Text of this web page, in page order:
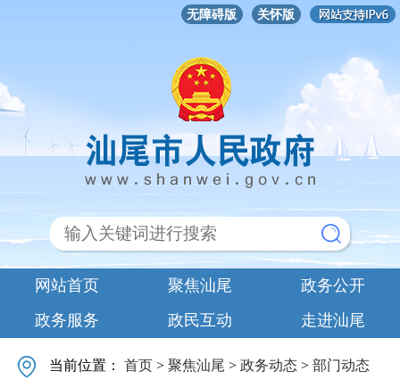
无障碍版 关怀版
网站首页 聚焦汕尾
政务公开
政务服务
政民互动 走进汕尾
当前位置：首页 >聚焦汕尾 >政务动态 >部门动态